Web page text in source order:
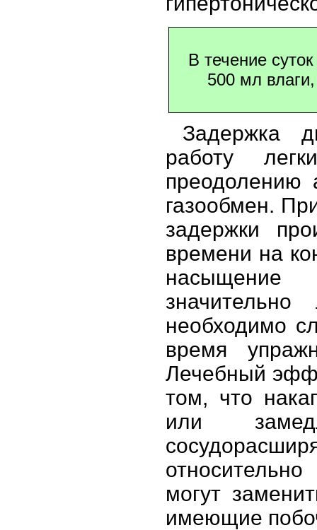
В течение
500 мл
Задержка
работу
преодолению
газообмен.
задержки
времени на
насыщение
необходимо
время
Лечебный
том, что
или
могут
имеющие